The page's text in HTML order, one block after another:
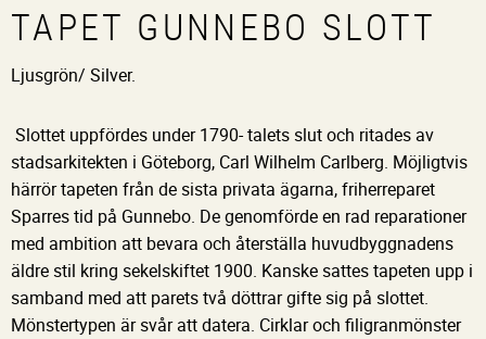
TAPET GUNNEBO SLOTT
Ljusgrön/ Silver.
Slottet uppfördes under 1790- talets slut och ritades av
stadsarkitekten i Göteborg, Carl Wilhelm Carlberg. Möjligtvis
härrör tapeten från de sista privata ägarna, friherreparet
Sparres tid på Gunnebo. De genomförde en rad reparationer
med ambition att bevara och återställa huvudbyggnadens
äldre stil kring sekelskiftet 1900. Kanske sattes tapeten upp i
samband med att parets två döttrar gifte sig på slottet.
Mönstertypen är svår att datera. Cirklar och filigranmönster